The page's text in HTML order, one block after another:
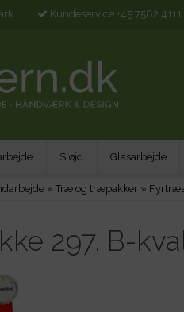
Kundeservice +45 7582 4111
Sløjd Glasarbejde
» Træ og træpakker »
297. B-